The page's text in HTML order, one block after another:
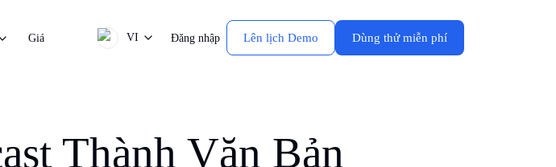
Giá VI Đăng nhập Lên lịch Demo Dùng thử miễn phí
Thành Văn Bản